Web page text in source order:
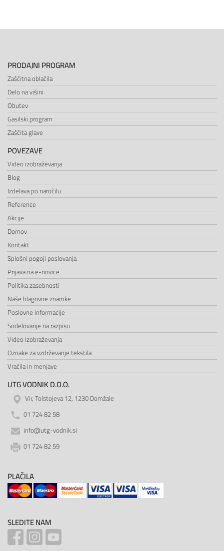
PRODAJNI PROGRAM
Zaščitna oblačila
Delo na višini
Obutev
Gasilski program
Zaščita glave
POVEZAVE
Video izobraževanja
Blog
Izdelava po naročilu
Reference
Akcije
Domov
Kontakt
Splošni pogoji poslovanja
Prijava na e-novice
Politika zasebnosti
Naše blagovne znamke
Poslovne informacije
Sodelovanje na razpisu
Video izobraževanja
Oznake za vzdrževanje tekstila
Vračila in menjave
UTG VODNIK D.O.O.
Vir, Tolstojeva 12, 1230 Domžale
01 724 82 58
info@utg-vodnik.si
01 724 82 59
PLAČILA
SLEDITE NAM